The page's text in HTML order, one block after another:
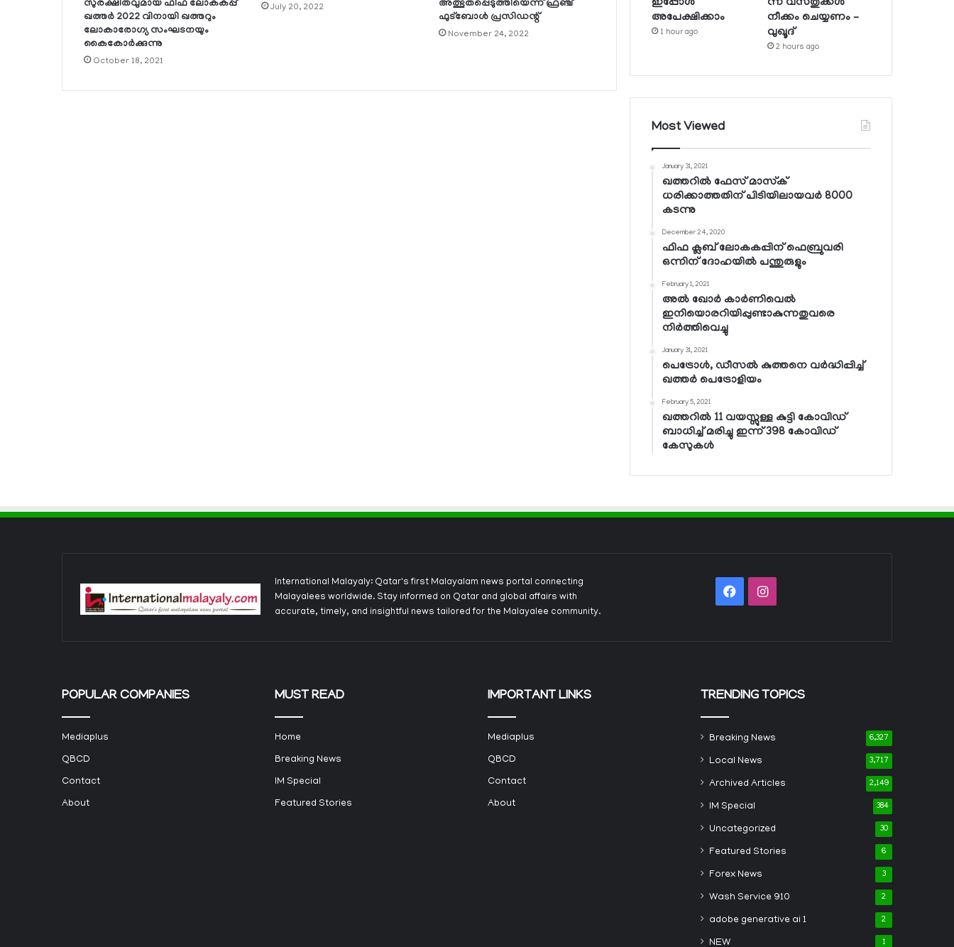
സുരക്ഷിതവുമായ ഫിഫ ലോകകപ്പ്
ഖത്തര്‍ 2022 വിനായി ഖത്തറും
ലോകാരോഗ്യ സംഘടനയും
കൈകോര്‍ക്കുന്നു
October 18, 2021
July 20, 2022
അത്ഭുതപ്പെടുത്തിയെന്ന് ഫ്രഞ്ച്
ഫുട്‌ബോള്‍ പ്രസിഡന്റ്
November 24, 2022
ഇപ്പോള്‍
അപേക്ഷിക്കാം
1 hour ago
ന്ന വസ്തുക്കള്‍
നീക്കം ചെയ്യണം –
വുഖൂദ്
2 hours ago
Most Viewed
January 31, 2021
ഖത്തറില്‍ ഫേസ് മാസ്‌ക്
ധരിക്കാത്തതിന് പിടിയിലായവര്‍ 8000
കടന്നു
December 24, 2020
ഫിഫ ക്ലബ് ലോകകപ്പിന് ഫെബ്രുവരി
ഒന്നിന് ദോഹയില്‍ പന്തുരുളും
February 1, 2021
അല്‍ ഖോര്‍ കാര്‍ണിവെല്‍
ഇനിയൊരറിയിപ്പുണ്ടാകുന്നതുവരെ
നിര്‍ത്തിവെച്ചു
January 31, 2021
പെട്രോള്‍, ഡീസല്‍ കുത്തനെ വര്‍ദ്ധിപ്പിച്ച്
ഖത്തര്‍ പെട്രോളിയം
February 5, 2021
ഖത്തറില്‍ 11 വയസ്സുള്ള കുട്ടി കോവിഡ്
ബാധിച്ച് മരിച്ചു ഇന്ന് 398 കോവിഡ്
കേസുകള്‍
International Malayaly: Qatar's first Malayalam news portal connecting
Malayalees worldwide. Stay informed on Qatar and global affairs with
accurate, timely, and insightful news tailored for the Malayalee community.
FacebookInstagram
POPULAR COMPANIES
Mediaplus
QBCD
Contact
About
MUST READ
Home
Breaking News
IM Special
Featured Stories
IMPORTANT LINKS
Mediaplus
QBCD
Contact
About
TRENDING TOPICS
Breaking News 6,327
Local News 3,717
Archived Articles 2,149
IM Special 384
Uncategorized 30
Featured Stories 6
Forex News 3
Wash Service 910 2
adobe generative ai 1 2
NEW 1